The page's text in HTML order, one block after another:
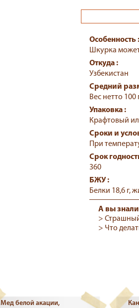
Особенность :
Шкурка
Откуда :
Узбекистан
Средний
Вес нетто 100
Упаковка :
Крафтовый
Сроки и
При
Срок
360
БЖУ :
Белки 18,6 г,
А вы
>
> Что
Мед белой акации,